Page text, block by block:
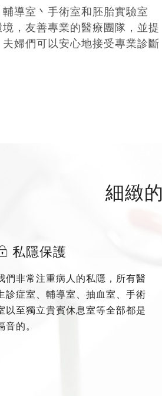
導室丶手術室和胚胎實驗室
，友善專業的醫療團隊，並提
婦們可以安心地接受專業診斷
細緻
私隱保護
們非常注重病人的私隱，所有醫
診症室、輔導室、抽血室、手術
以至獨立貴賓休息室等全部都是
音的。